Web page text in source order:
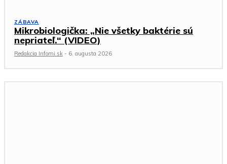
ZÁBAVA
Mikrobiologička: „Nie všetky baktérie sú
nepriateľ.“ (VIDEO)
Redakcia Infomi.sk - 6. augusta 2026